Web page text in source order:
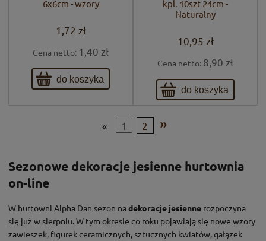
6x6cm - wzory
1,72 zł
Cena netto: 1,40 zł
do koszyka
kpl. 10szt 24cm -
Naturalny
10,95 zł
Cena netto: 8,90 zł
do koszyka
« 1 2 »
Sezonowe dekoracje jesienne hurtownia
on-line
W hurtowni Alpha Dan sezon nadekoracje jesienne rozpoczyna
się już w sierpniu. W tym okresie co roku pojawiają się nowe wzory
zawieszek, figurek ceramicznych, sztucznych kwiatów, gałązek